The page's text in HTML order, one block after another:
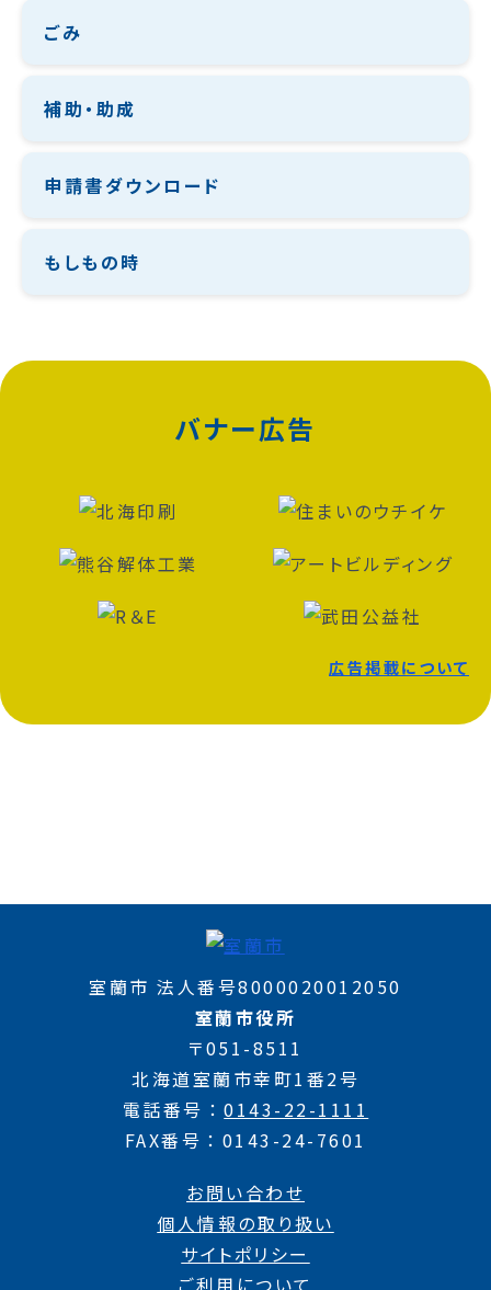
ごみ
補助・助成
申請書ダウンロード
もしもの時
バナー広告
広告掲載について
室蘭市 法人番号8000020012050
室蘭市役所
〒051-8511
北海道室蘭市幸町1番2号
電話番号
0143-22-1111
FAX番号
0143-24-7601
お問い合わせ
個人情報の取り扱い
サイトポリシー
ご利用について